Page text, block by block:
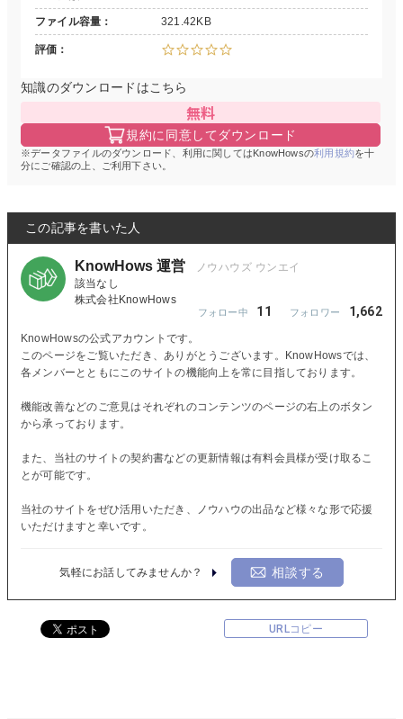
ファイル容量 321.42KB
評価
知識のダウンロードはこちら
無料
規約に同意してダウンロード
データファイルのダウンロード、利用に関してはKnowHowsの利用規約を十
分にご確認の上、ご利用下さい。
この記事を書いた人
KnowHows 運営
該当なし
株式会社KnowHows
11 1,662
KnowHowsの公式アカウントです。
このページをご覧いただき、ありがとうございます。KnowHowsでは、
各メンバーとともにこのサイトの機能向上を常に目指しております。
機能改善などのご意見はそれぞれのコンテンツのページの右上のボタン
から承っております。
また、当社のサイトの契約書などの更新情報は有料会員様が受け取るこ
とが可能です。
当社のサイトをぜひ活用いただき、ノウハウの出品など様々な形で応援
いただけますと幸いです。
気軽にお話してみませんか？ 相談する
URLコピー